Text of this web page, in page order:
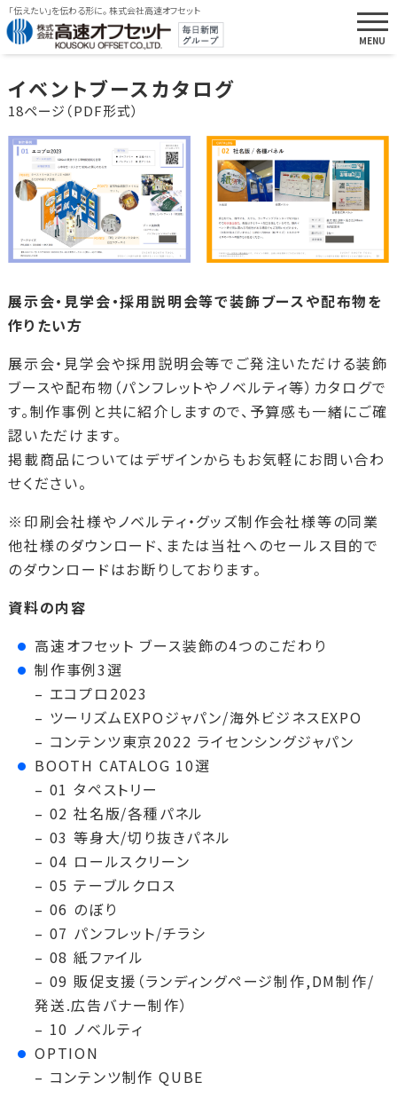
「伝えたい」を伝わる形に。 株式会社高速オフセット
イベントブースカタログ
18ページ（PDF形式）
展示会・見学会・採用説明会等で装飾ブースや配布物を
作りたい方
展示会・見学会や採用説明会等でご発注いただける装飾
ブースや配布物（パンフレットやノベルティ等）カタログで
す。制作事例と共に紹介しますので、予算感も一緒にご確
認いただけます。
掲載商品についてはデザインからもお気軽にお問い合わ
せください。
※印刷会社様やノベルティ・グッズ制作会社様等の同業
他社様のダウンロード、または当社へのセールス目的で
のダウンロードはお断りしております。
資料の内容
高速オフセット ブース装飾の4つのこだわり
制作事例3選
– エコプロ2023
– ツーリズムEXPOジャパン/海外ビジネスEXPO
– コンテンツ東京2022 ライセンシングジャパン
BOOTH CATALOG 10選
– 01 タペストリー
– 02 社名版/各種パネル
– 03 等身大/切り抜きパネル
– 04 ロールスクリーン
– 05 テーブルクロス
– 06 のぼり
– 07 パンフレット/チラシ
– 08 紙ファイル
– 09 販促支援（ランディングページ制作,DM制作/
発送.広告バナー制作）
– 10 ノベルティ
OPTION
– コンテンツ制作 QUBE